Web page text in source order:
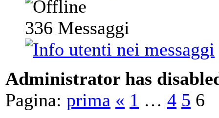
336 Messaggi
Administrator has
Pagina: prima « 1 … 4 5 6